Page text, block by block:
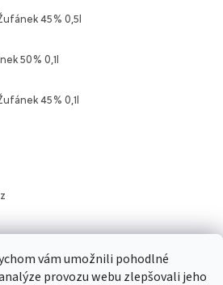
vám umožnili pohodlné
provozu webu zlepšovali jeho
45% 0,5l
50% 0,1l
45% 0,1l